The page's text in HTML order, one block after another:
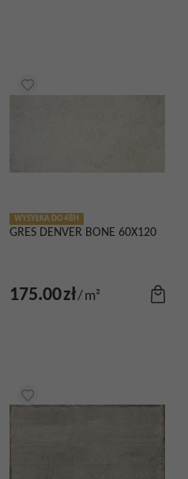
WYSYŁKA DO 48H
GRES DENVER BONE 60X120
175.00zł/m²